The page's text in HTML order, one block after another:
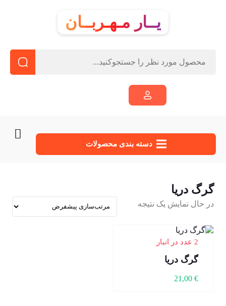
یــار مـهـربــان
دسته‌ بندی محصولات
گرگ دریا
در حال نمایش یک نتیجه
2 عدد در انبار
گرگ دریا
21,00 €